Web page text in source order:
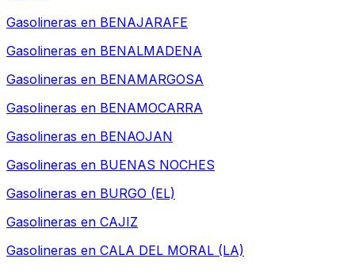
Gasolineras en BENAJARAFE
Gasolineras en BENALMADENA
Gasolineras en BENAMARGOSA
Gasolineras en BENAMOCARRA
Gasolineras en BENAOJAN
Gasolineras en BUENAS NOCHES
Gasolineras en BURGO (EL)
Gasolineras en CAJIZ
Gasolineras en CALA DEL MORAL (LA)